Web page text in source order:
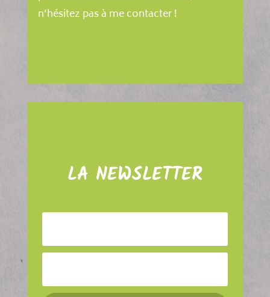
n’hésitez pas à me contacter !
LA NEWSLETTER